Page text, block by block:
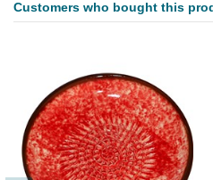
Customers who bought this